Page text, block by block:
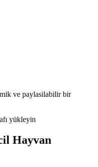
ve paylasilabilir bir
yükleyin
Hayvan